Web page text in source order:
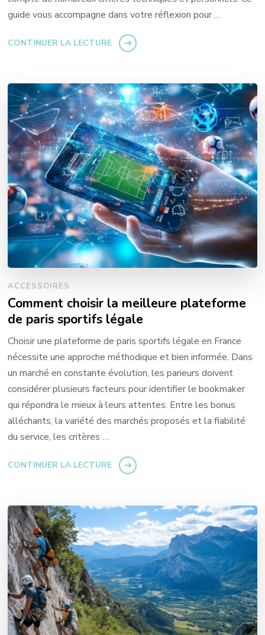
guide vous accompagne dans votre réflexion pour …
CONTINUER LA LECTURE
ACCESSOIRES
Comment choisir la meilleure plateforme
de paris sportifs légale
Choisir une plateforme de paris sportifs légale en France
nécessite une approche méthodique et bien informée. Dans
un marché en constante évolution, les parieurs doivent
considérer plusieurs facteurs pour identifier le bookmaker
qui répondra le mieux à leurs attentes. Entre les bonus
alléchants, la variété des marchés proposés et la fiabilité
du service, les critères …
CONTINUER LA LECTURE